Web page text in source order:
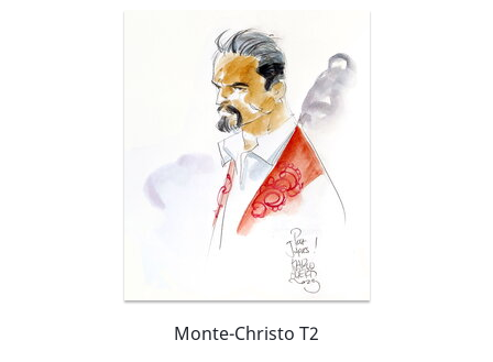
épilogue. Morgana se caractérise par un
scénario solide, mais surtout par une qualité
graphique exceptionnelle. Ses fans, qui estiment
Morgana comme un joyau de leur collection, se
sentent lésés par l'arrêt de sa publication.
Depuis 2004 et encore pour Les Humanoïdes
Associés, avec les textes de Kurt Busiek, il
dessine la série Redhand. Il illustre quelques
couvertures de la série « Jonathan Steele » de
Federico Menola, édité par Star Comics. Depuis
2006, il collabore avec DC Comics, réalisant de
nombreuses couvertures dont Aquaman,
Wonder Woman, Dr Fate et Shadowpact.
Monte-Christo T2